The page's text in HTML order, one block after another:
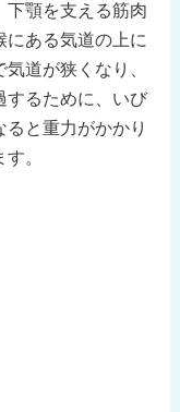
下顎を支える筋肉
にある気道の上に
道が狭くなり、
するために、いび
と重力がかかり
。